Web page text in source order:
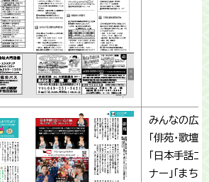
みんなの広場
「俳苑・歌壇」
「日本手話コ
ナー」「まちの